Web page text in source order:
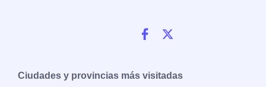
Ciudades y provincias más visitadas